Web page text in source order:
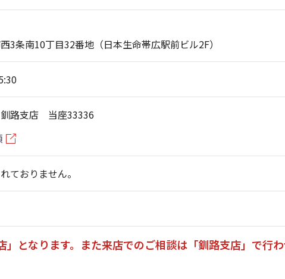
3条南10丁目32番地（日本生命帯広駅前ビル2F）
路支店 当座33336
ておりません。
となります。また来店でのご相談は「釧路支店」で行